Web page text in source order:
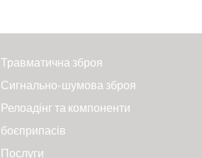
Травматична зброя
Сигнально-шумова зброя
Релоадінг та компоненти
боєприпасів
Послуги